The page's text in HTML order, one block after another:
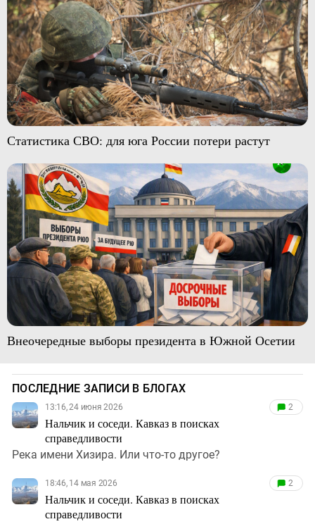
Статистика СВО: для юга России потери растут
Внеочередные выборы президента в Южной Осетии
ПОСЛЕДНИЕ ЗАПИСИ В БЛОГАХ
13:16, 24 июня 2026
Нальчик и соседи. Кавказ в поисках
справедливости
2
Река имени Хизира. Или что-то другое?
18:46, 14 мая 2026
Нальчик и соседи. Кавказ в поисках
справедливости
2